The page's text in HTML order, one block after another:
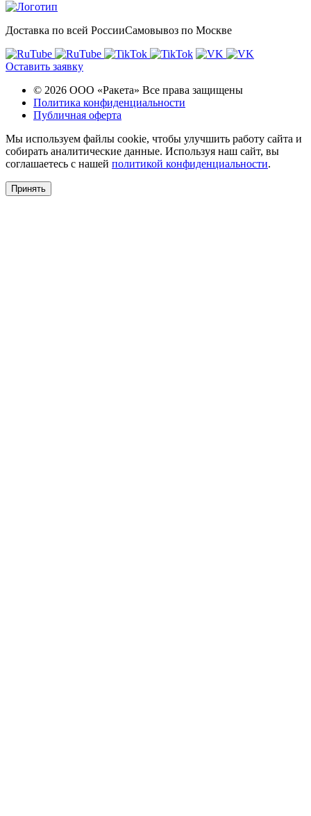
Доставка по всей РоссииСамовывоз по Москве
Оставить заявку
© 2026 ООО «Ракета» Все права защищены
Политика конфиденциальности
Публичная оферта
Мы используем файлы cookie, чтобы улучшить работу сайта и
собирать аналитические данные. Используя наш сайт, вы
соглашаетесь с нашей политикой конфиденциальности.
Принять